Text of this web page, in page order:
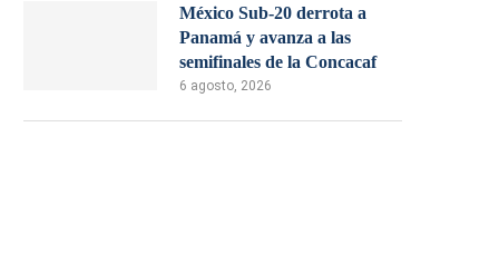
México Sub-20 derrota a
Panamá y avanza a las
semifinales de la Concacaf
6 agosto, 2026